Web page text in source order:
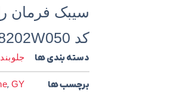
کد 568202W050
دسته بندی ها
برچسب ها , GY